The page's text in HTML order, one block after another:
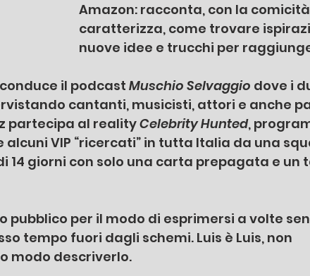
Amazon: racconta, con la
caratterizza, come trovare
nuove idee e trucchi per
il podcast Muschio Selvaggio dove i
cantanti, musicisti, attori e anche
partecipa al reality Celebrity Hunted,
alcuni VIP “ricercati” in tutta Italia da una
14 giorni con solo una carta prepagata e un
pubblico per il modo di esprimersi a volte
tempo fuori dagli schemi. Luis è Luis, non
modo descriverlo.